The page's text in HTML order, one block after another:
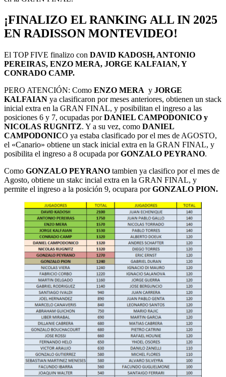
¡FINALIZO EL RANKING ALL IN 2025
EN RADISSON MONTEVIDEO!
El TOP FIVE finalizo con DAVID KADOSH, ANTONIO
PEREIRAS, ENZO MERA, JORGE KALFAIAN, Y
CONRADO CAMP.
PERO ATENCIÓN: Como ENZO MERA y JORGE
KALFAIAN ya clasificaron por meses anteriores, obtienen un stack
inicial extra en la GRAN FINAL, y posibilitan el ingreso a las
posiciones 6 y 7, ocupadas porDANIEL CAMPODONICO y
NICOLAS RUGNITZ. Y a su vez, como DANIEL
CAMPODONICO ya estaba clasificado por el mes de AGOSTO,
el «Canario» obtiene un stack inicial extra en la GRAN FINAL, y
posibilita el ingreso a 8 ocupada porGONZALO PEYRANO.
Como GONZALO PEYRANO tambien ya clasifico por el mes de
Agosto, obtiene un stakc incial extra en la GRAN FINAL, y
permite el ingreso a la posición 9, ocupara porGONZALO PION.